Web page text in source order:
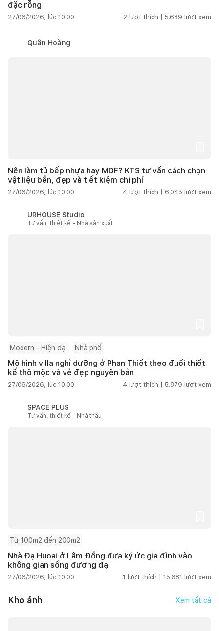
đặc rỗng
27/06/2026, lúc 10:00 2 lượt thích | 5.689 lượt xem
Quân Hoàng
Nên làm tủ bếp nhựa hay MDF? KTS tư vấn cách chọn
vật liệu bền, đẹp và tiết kiệm chi phí
27/06/2026, lúc 10:00 4 lượt thích | 6.045 lượt xem
URHOUSE Studio
Tư vấn, thiết kế - Nhà sản xuất
Modern - Hiện đại Nhà phố
Mô hình villa nghỉ dưỡng ở Phan Thiết theo đuổi thiết
kế thô mộc và vẻ đẹp nguyên bản
27/06/2026, lúc 10:00 4 lượt thích | 5.879 lượt xem
SPACE PLUS
Tư vấn, thiết kế - Nhà thầu
Từ 100m2 đến 200m2
Nhà Đạ Huoai ở Lâm Đồng đưa ký ức gia đình vào
không gian sống đương đại
27/06/2026, lúc 10:00 1 lượt thích | 15.681 lượt xem
Kho ảnh Xem tất cả